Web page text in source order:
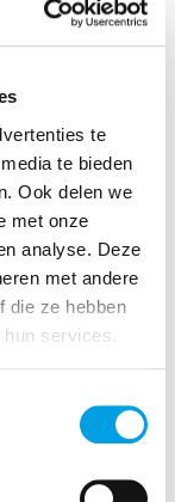
te
te bieden
Ook delen we
met onze
analyse. Deze
met andere
die ze hebben
services.
planning,
aanpak.
nodig bij
contactmet